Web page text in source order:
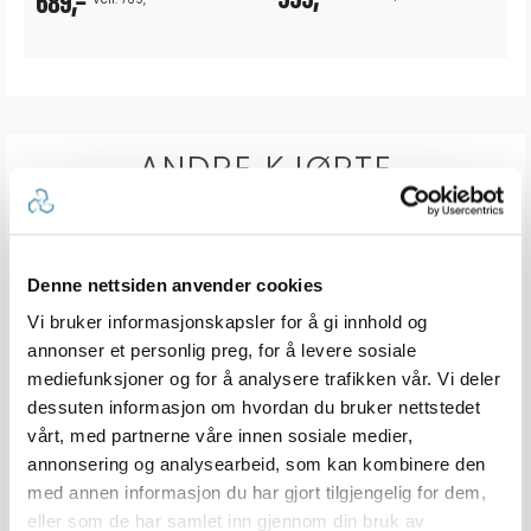
Denne nettsiden anvender cookies
Vi bruker informasjonskapsler for å gi innhold og
annonser et personlig preg, for å levere sosiale
mediefunksjoner og for å analysere trafikken vår. Vi deler
dessuten informasjon om hvordan du bruker nettstedet
vårt, med partnerne våre innen sosiale medier,
annonsering og analysearbeid, som kan kombinere den
med annen informasjon du har gjort tilgjengelig for dem,
eller som de har samlet inn gjennom din bruk av
ANDRE KJØPTE
Gitter for varmerør
Karakter: (15)4.7 av 5 mulige
Varmerør m/justerbar Termostat
230V - IP44
Karakter: (15)4.7 av 5